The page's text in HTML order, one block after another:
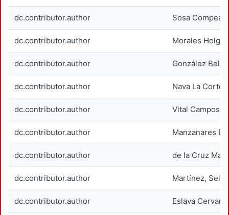
dc.contributor.author Sosa
dc.contributor.author Morales
dc.contributor.author González
dc.contributor.author Nava La Corte,
dc.contributor.author Vital Campos,
dc.contributor.author Manzanares
dc.contributor.author de la Cruz
dc.contributor.author Martínez,
dc.contributor.author Eslava